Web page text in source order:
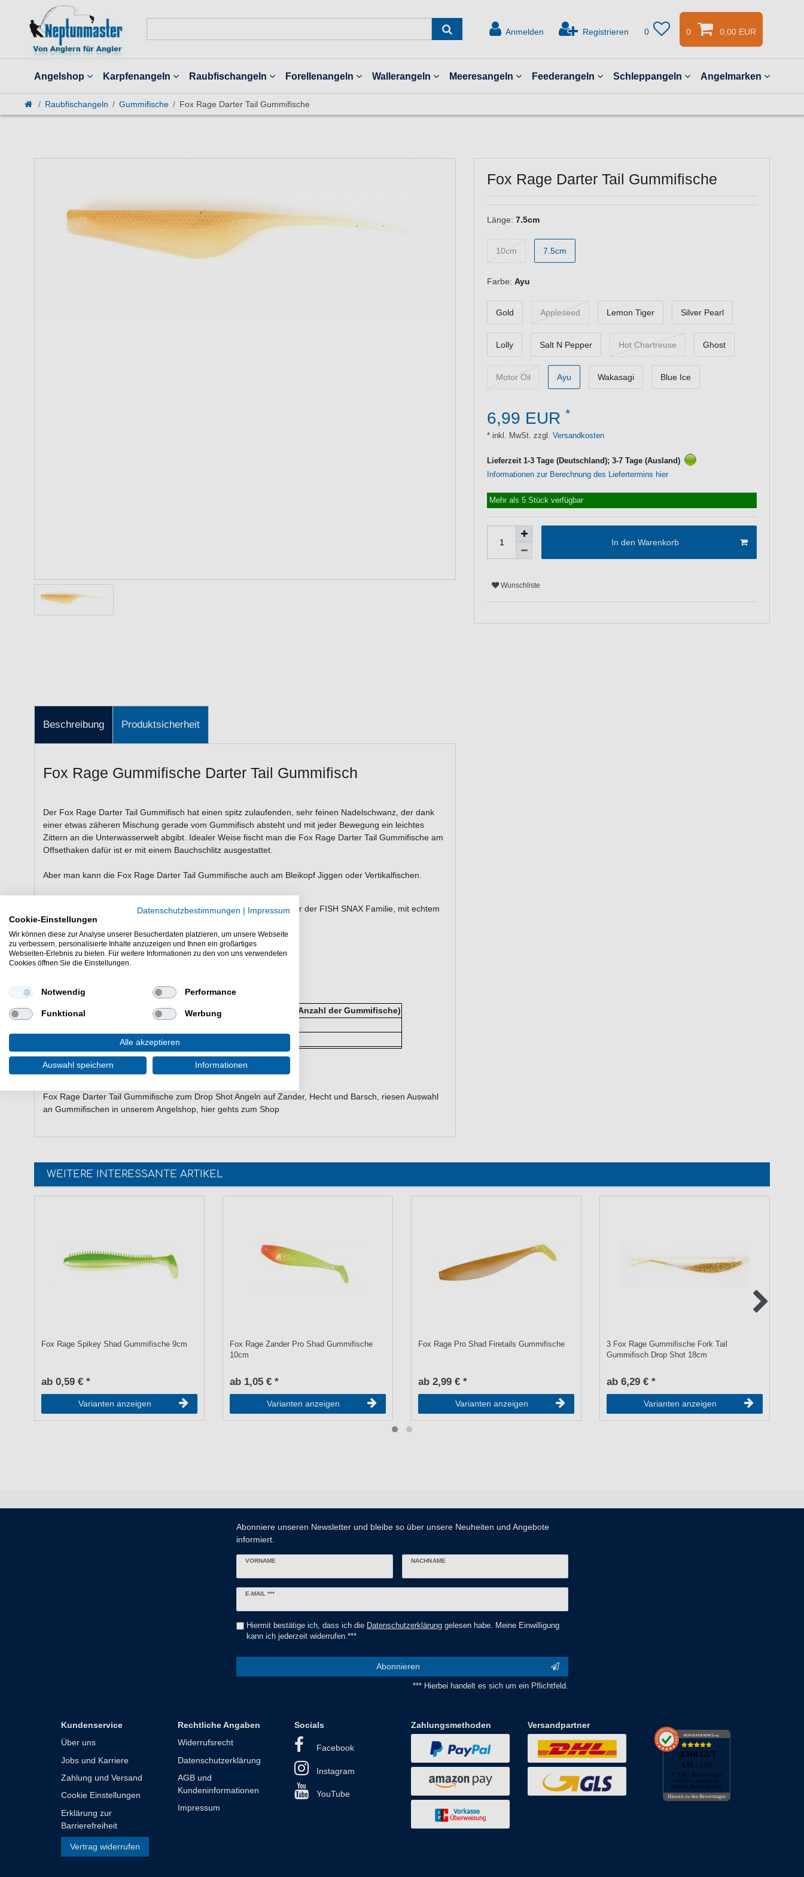
Anmelden Registrieren 0 0 0,00 EUR
Angelshop Karpfenangeln Raubfischangeln Forellenangeln Wallerangeln Meeresangeln Feederangeln Schleppangeln Angelmarken
Raubfischangeln Gummifische Fox Rage Darter Tail Gummifische
Fox Rage Darter Tail Gummifische
Länge: 7.5cm
10cm 7.5cm
Farbe: Ayu
Gold Appleseed Lemon Tiger Silver Pearl
Lolly Salt N Pepper Hot Chartreuse Ghost
Motor Oil Ayu Wakasagi Blue Ice
6,99 EUR *
* inkl. MwSt. zzgl. Versandkosten
Lieferzeit 1-3 Tage (Deutschland); 3-7 Tage (Ausland)
Informationen zur Berechnung des Liefertermins hier
Mehr als 5 Stück verfügbar
In den Warenkorb
Wunschliste
Beschreibung Produktsicherheit
Fox Rage Gummifische Darter Tail Gummifisch
Der Fox Rage Darter Tail Gummifisch hat einen spitz zulaufenden, sehr feinen Nadelschwanz, der dank
einer etwas zäheren Mischung gerade vom Gummifisch absteht und mit jeder Bewegung ein leichtes
Zittern an die Unterwasserwelt abgibt. Idealer Weise fischt man die Fox Rage Darter Tail Gummifische am
Offsethaken dafür ist er mit einem Bauchschlitz ausgestattet.
Aber man kann die Fox Rage Darter Tail Gummifische auch am Bleikopf Jiggen oder Vertikalfischen.
Auch diese Fox Rage Gummifische sind, wie übrigens alle Mitglieder der FISH SNAX Familie, mit echtem
Fischöl verfeinert.
Zielfisch:Barsch, Forelle, Zander, Schwarzbarsch
.
.
Länge der Fox Rage Darter Tail Gummifische
Packungsinhalt (Anzahl der Gummifische)
Fox Rage Darter Tail Gummifische zum Drop Shot Angeln auf Zander, Hecht und Barsch, riesen Auswahl
an Gummifischen in unserem Angelshop, hier gehts zum Shop
WEITERE INTERESSANTE ARTIKEL
Fox Rage Spikey Shad Gummifische 9cm
ab 0,59 € *
Varianten anzeigen
Fox Rage Zander Pro Shad Gummifische
10cm
ab 1,05 € *
Varianten anzeigen
Fox Rage Pro Shad Firetails Gummifische
ab 2,99 € *
Varianten anzeigen
3 Fox Rage Gummifische Fork Tail
Gummifisch Drop Shot 18cm
ab 6,29 € *
Varianten anzeigen
Abonniere unseren Newsletter und bleibe so über unsere Neuheiten und Angebote
informiert.
VORNAME NACHNAME
E-MAIL ***
Newsletter
Hiermit bestätige ich, dass ich die Daten­schutz­erklärung gelesen habe. Meine Einwilligung
kann ich jederzeit widerrufen.***
Abonnieren
*** Hierbei handelt es sich um ein Pflichtfeld.
Kundenservice
Über uns
Jobs und Karriere
Zahlung und Versand
Cookie Einstellungen
Erklärung zur
Barrierefreiheit
Vertrag widerrufen
Rechtliche Angaben
Widerrufsrecht
Datenschutzerklärung
AGB und
Kundeninformationen
Impressum
Socials
Facebook
Instagram
YouTube
Zahlungsmethoden Versandpartner
AUSGEZEICHNET.org
SEHR GUT
4.91/ 5.00
173.452 Bewertungen
von hier, amazon.de,
ebay.de, facebook.com
Hinweis zu den Bewertungen
Datenschutzbestimmungen | Impressum
Cookie-Einstellungen
Wir können diese zur Analyse unserer Besucherdaten platzieren, um unsere Webseite
zu verbessern, personalisierte Inhalte anzuzeigen und Ihnen ein großartiges
Webseiten-Erlebnis zu bieten. Für weitere Informationen zu den von uns verwendeten
Cookies öffnen Sie die Einstellungen.
Notwendig Performance
Funktional Werbung
Alle akzeptieren
Auswahl speichern Informationen